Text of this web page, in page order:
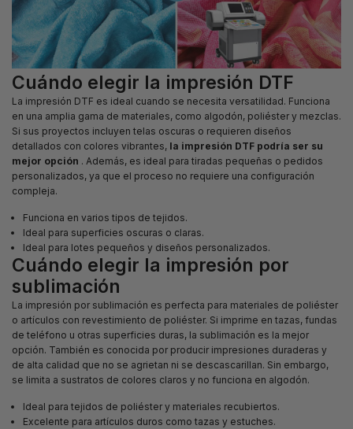
Cuándo elegir la impresión DTF
La impresión DTF es ideal cuando se necesita versatilidad. Funciona
en una amplia gama de materiales, como algodón, poliéster y mezclas.
Si sus proyectos incluyen telas oscuras o requieren diseños
detallados con colores vibrantes, la impresión DTF podría ser su
mejor opción . Además, es ideal para tiradas pequeñas o pedidos
personalizados, ya que el proceso no requiere una configuración
compleja.
Funciona en varios tipos de tejidos.
Ideal para superficies oscuras o claras.
Ideal para lotes pequeños y diseños personalizados.
Cuándo elegir la impresión por
sublimación
La impresión por sublimación es perfecta para materiales de poliéster
o artículos con revestimiento de poliéster. Si imprime en tazas, fundas
de teléfono u otras superficies duras, la sublimación es la mejor
opción. También es conocida por producir impresiones duraderas y
de alta calidad que no se agrietan ni se descascarillan. Sin embargo,
se limita a sustratos de colores claros y no funciona en algodón.
Ideal para tejidos de poliéster y materiales recubiertos.
Excelente para artículos duros como tazas y estuches.